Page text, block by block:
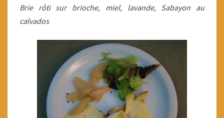
Brie rôti sur brioche, miel, lavande, Sabayon au
calvados